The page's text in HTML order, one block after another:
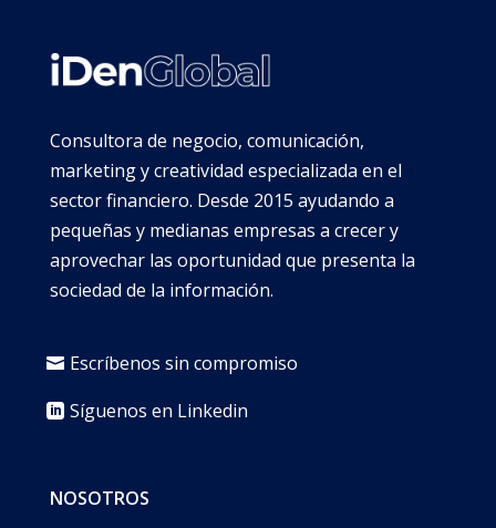
Consultora de negocio, comunicación,
marketing y creatividad especializada en el
sector financiero. Desde 2015 ayudando a
pequeñas y medianas empresas a crecer y
aprovechar las oportunidad que presenta la
sociedad de la información.
Escríbenos sin compromiso
Síguenos en Linkedin
NOSOTROS